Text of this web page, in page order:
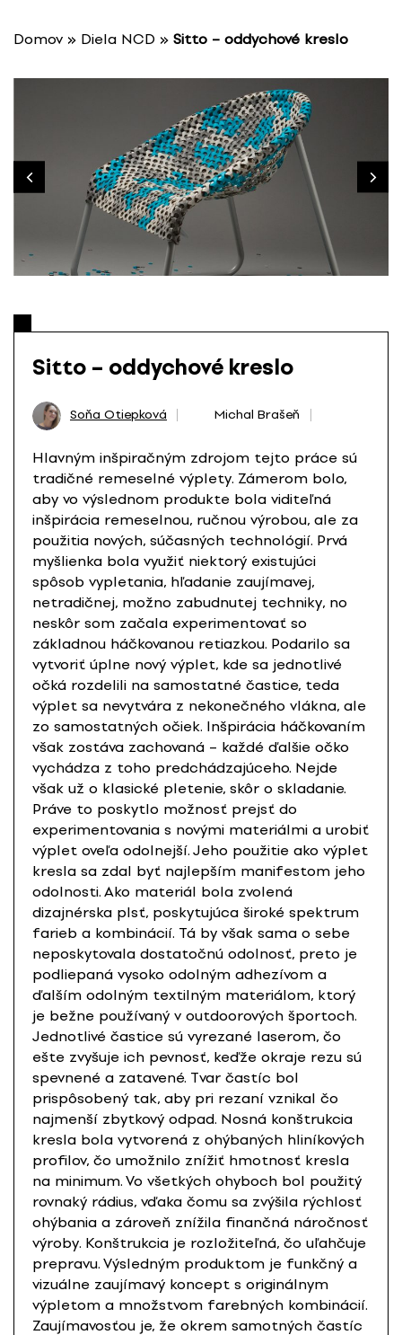
Domov » Diela NCD » Sitto – oddychové kreslo
Sitto – oddychové kreslo
Soňa Otiepková Michal Brašeň
Hlavným inšpiračným zdrojom tejto práce sú
tradičné remeselné výplety. Zámerom bolo,
aby vo výslednom produkte bola viditeľná
inšpirácia remeselnou, ručnou výrobou, ale za
použitia nových, súčasných technológií. Prvá
myšlienka bola využiť niektorý existujúci
spôsob vypletania, hľadanie zaujímavej,
netradičnej, možno zabudnutej techniky, no
neskôr som začala experimentovať so
základnou háčkovanou retiazkou. Podarilo sa
vytvoriť úplne nový výplet, kde sa jednotlivé
očká rozdelili na samostatné častice, teda
výplet sa nevytvára z nekonečného vlákna, ale
zo samostatných očiek. Inšpirácia háčkovaním
však zostáva zachovaná – každé ďalšie očko
vychádza z toho predchádzajúceho. Nejde
však už o klasické pletenie, skôr o skladanie.
Práve to poskytlo možnosť prejsť do
experimentovania s novými materiálmi a urobiť
výplet oveľa odolnejší. Jeho použitie ako výplet
kresla sa zdal byť najlepším manifestom jeho
odolnosti. Ako materiál bola zvolená
dizajnérska plsť, poskytujúca široké spektrum
farieb a kombinácií. Tá by však sama o sebe
neposkytovala dostatočnú odolnosť, preto je
podliepaná vysoko odolným adhezívom a
ďalším odolným textilným materiálom, ktorý
je bežne používaný v outdoorových športoch.
Jednotlivé častice sú vyrezané laserom, čo
ešte zvyšuje ich pevnosť, keďže okraje rezu sú
spevnené a zatavené. Tvar častíc bol
prispôsobený tak, aby pri rezaní vznikal čo
najmenší zbytkový odpad. Nosná konštrukcia
kresla bola vytvorená z ohýbaných hliníkových
profilov, čo umožnilo znížiť hmotnosť kresla
na minimum. Vo všetkých ohyboch bol použitý
rovnaký rádius, vďaka čomu sa zvýšila rýchlosť
ohýbania a zároveň znížila finančná náročnosť
výroby. Konštrukcia je rozložiteľná, čo uľahčuje
prepravu. Výsledným produktom je funkčný a
vizuálne zaujímavý koncept s originálnym
výpletom a množstvom farebných kombinácií.
Zaujímavosťou je, že okrem samotných častíc